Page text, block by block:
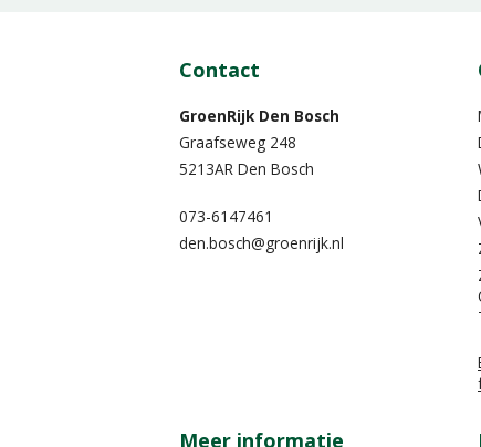
Contact
GroenRijk Den Bosch
Graafseweg 248
5213AR Den Bosch
073-6147461
den.bosch@groenrijk.nl
Meer informatie